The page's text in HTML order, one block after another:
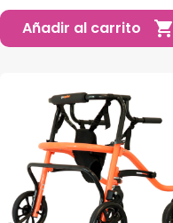
Añadir al carrito
